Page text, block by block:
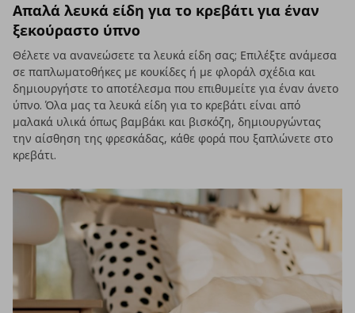
Απαλά λευκά είδη για το κρεβάτι για έναν
ξεκούραστο ύπνο
Θέλετε να ανανεώσετε τα λευκά είδη σας; Επιλέξτε ανάμεσα
σε παπλωματοθήκες με κουκίδες ή με φλοράλ σχέδια και
δημιουργήστε το αποτέλεσμα που επιθυμείτε για έναν άνετο
ύπνο. Όλα μας τα λευκά είδη για το κρεβάτι είναι από
μαλακά υλικά όπως βαμβάκι και βισκόζη, δημιουργώντας
την αίσθηση της φρεσκάδας, κάθε φορά που ξαπλώνετε στο
κρεβάτι.